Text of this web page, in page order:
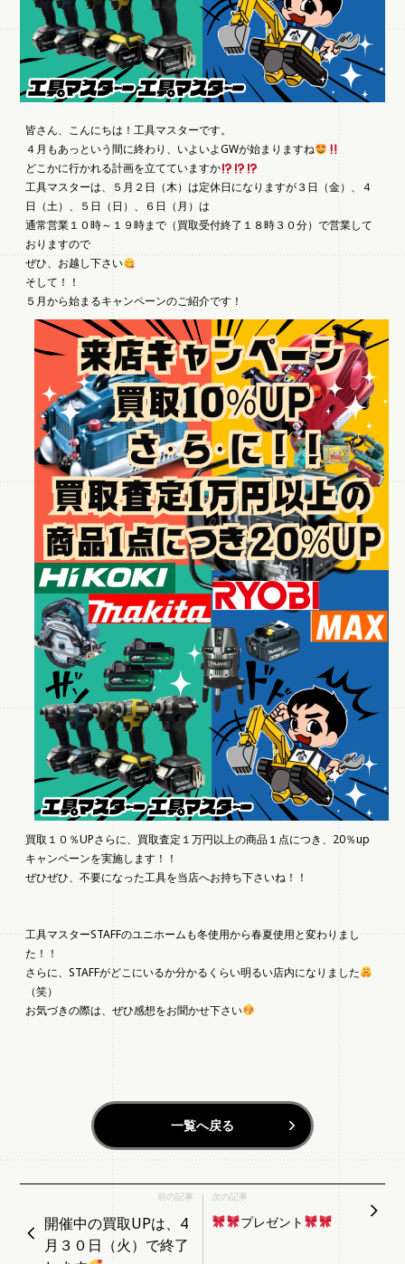
皆さん、こんにちは！工具マスターです。
４月もあっという間に終わり、いよいよGWが始まりますね
どこかに行かれる計画を立てていますか
工具マスターは、５月２日（木）は定休日になりますが３日（金）、４
日（土）、５日（日）、６日（月）は
通常営業１０時～１９時まで（買取受付終了１８時３０分）で営業して
おりますので
ぜひ、お越し下さい
そして！！
５月から始まるキャンペーンのご紹介です！
買取１０％UPさらに、買取査定１万円以上の商品１点につき、20％up
キャンペーンを実施します！！
ぜひぜひ、不要になった工具を当店へお持ち下さいね！！
工具マスターSTAFFのユニホームも冬使用から春夏使用と変わりまし
た！！
さらに、STAFFがどこにいるか分かるくらい明るい店内になりました
（笑）
お気づきの際は、ぜひ感想をお聞かせ下さい
一覧へ戻る
次の記事
プレゼント
前の記事
開催中の買取UPは、4
月３０日（火）で終了